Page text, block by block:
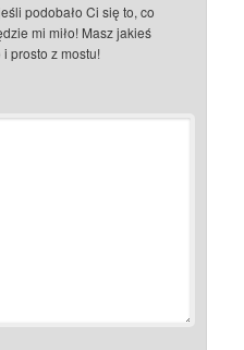
podobało Ci się to, co
mi miło! Masz jakieś
prosto z mostu!